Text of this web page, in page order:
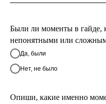
Были ли моменты в гайде,
непонятными или
Да, были
Нет, не было
Опиши, какие именно